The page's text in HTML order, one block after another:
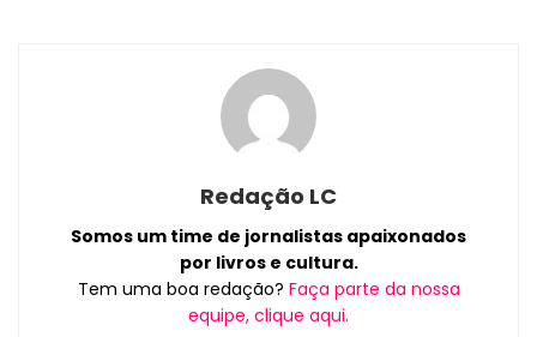
Redação LC
Somos um time de jornalistas apaixonados
por livros e cultura.
Tem uma boa redação? Faça parte da nossa
equipe, clique aqui.